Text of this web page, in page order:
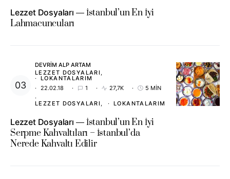
Lezzet Dosyaları
İstanbul’un En İyi
Lahmacuncuları
DEVRIM ALP ARTAM
LEZZET DOSYALARI
LOKANTALARIM
22.02.18
1 27,7K 5 MIN
LEZZET DOSYALARI LOKANTALARIM
Lezzet Dosyaları
İstanbul’un En İyi
Serpme Kahvaltıları – İstanbul’da
Nerede Kahvaltı Edilir